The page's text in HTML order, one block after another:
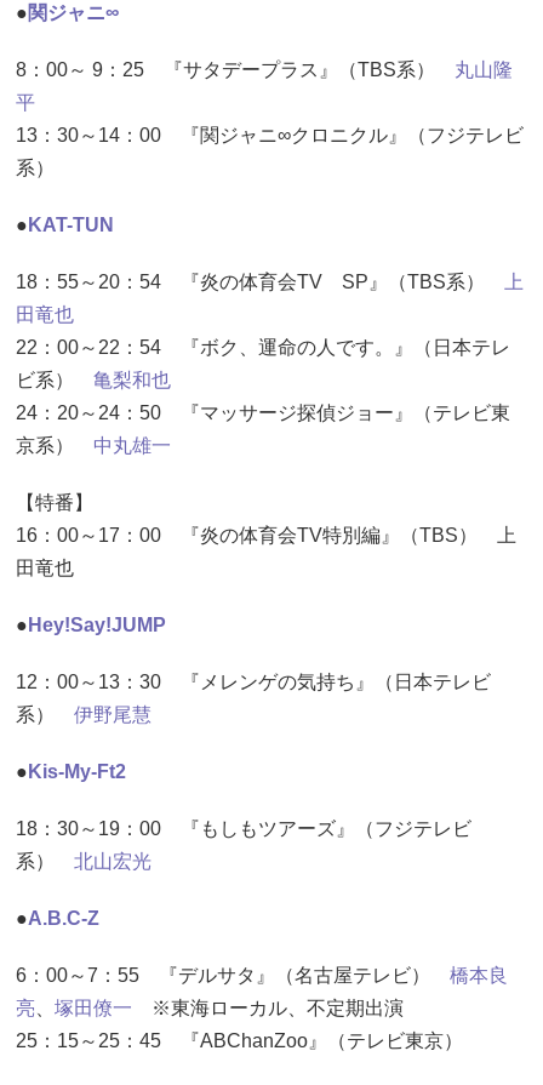
●関ジャニ∞
8：00～ 9：25 『サタデープラス』（TBS系） 丸山隆
平
13：30～14：00 『関ジャニ∞クロニクル』（フジテレビ
系）
● KAT-TUN
18：55～20：54 『炎の体育会TV SP』（TBS系）
上
田竜也
22：00～22：54 『ボク、運命の人です。』（日本テレ
ビ系） 亀梨和也
24：20～24：50 『マッサージ探偵ジョー』（テレビ東
京系） 中丸雄一
【特番】
16：00～17：00 『炎の体育会TV特別編』（TBS） 上
田竜也
● Hey!Say!JUMP
12：00～13：30 『メレンゲの気持ち』（日本テレビ
系） 伊野尾慧
● Kis-My-Ft2
18：30～19：00 『もしもツアーズ』（フジテレビ
系） 北山宏光
●A.B.C-Z
6：00～7：55 『デルサタ』（名古屋テレビ） 橋本良
亮
塚田僚一 ※東海ローカル、不定期出演
25：15～25：45 『ABChanZoo』（テレビ東京）